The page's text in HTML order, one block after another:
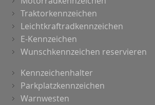
Traktorkennzeichen
Leichtkraftradkennzeichen
E-Kennzeichen
Wunschkennzeichen reservieren
Kennzeichenhalter
Parkplatzkennzeichen
Warnwesten